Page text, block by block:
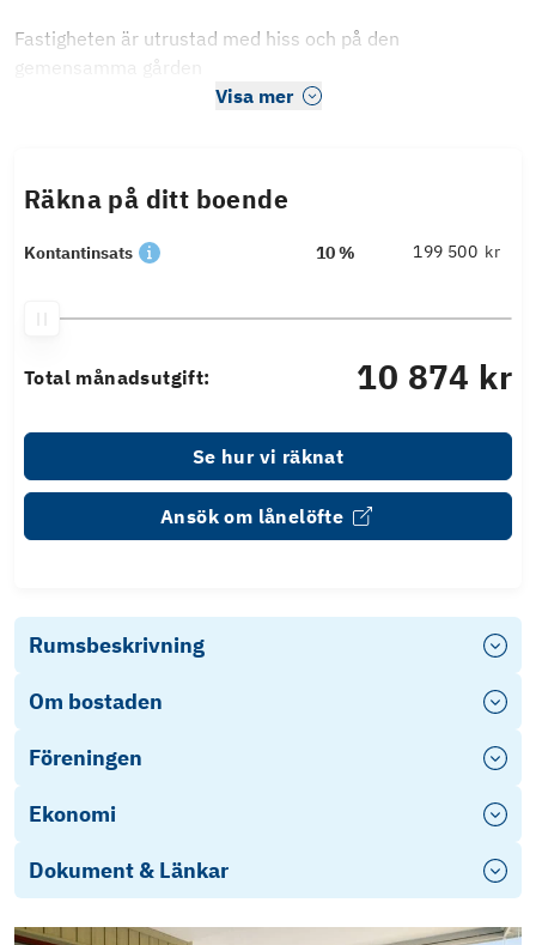
Fastigheten är utrustad med hiss och på den
gemensamma gården
Visa mer
Räkna på ditt boende
Kontantinsats 10 % kr
Total månadsutgift: 10 874 kr
Se hur vi räknat
Ansök om lånelöfte
Rumsbeskrivning
Om bostaden
Föreningen
Ekonomi
Dokument & Länkar